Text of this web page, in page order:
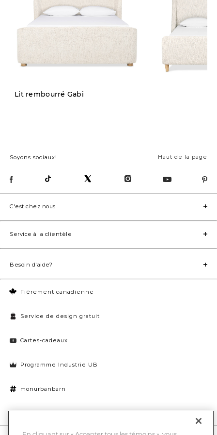
Lit rembourré Gabi
Haut de la page
Soyons sociaux!
Fièrement canadienne
Service de design gratuit
Cartes-cadeaux
Programme Industrie UB
monurbanbarn
Paramètres des témoins
C'est chez nous
Service à la clientèle
Besoin d'aide?